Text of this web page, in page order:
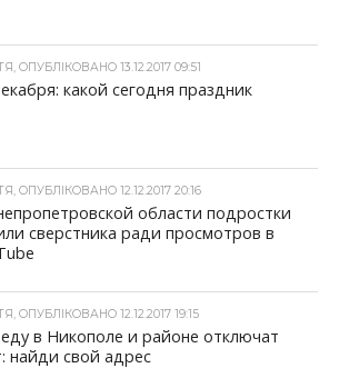
ОПУБЛІКОВАНО 13.12.2017 09:51
какой сегодня праздник
ОПУБЛІКОВАНО 12.12.2017 20:16
области подростки
сверстника ради просмотров в
ОПУБЛІКОВАНО 12.12.2017 19:15
в Никополе и районе отключат
найди свой адрес